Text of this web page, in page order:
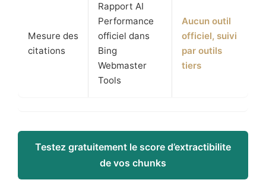
Mesure des
citations
Rapport AI
Performance
officiel dans
Bing
Webmaster
Tools
Aucun outil
officiel, suivi
par outils
tiers
Testez gratuitement le score d’extractibilite
de vos chunks